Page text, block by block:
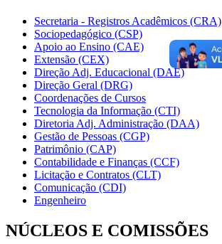
Secretaria - Registros Acadêmicos (CRA)
Sociopedagógico (CSP)
Apoio ao Ensino (CAE)
Extensão (CEX)
Direção Adj. Educacional (DAE)
Direção Geral (DRG)
Coordenações de Cursos
Tecnologia da Informação (CTI)
Diretoria Adj. Administração (DAA)
Gestão de Pessoas (CGP)
Patrimônio (CAP)
Contabilidade e Finanças (CCF)
Licitação e Contratos (CLT)
Comunicação (CDI)
Engenheiro
NÚCLEOS E COMISSÕES